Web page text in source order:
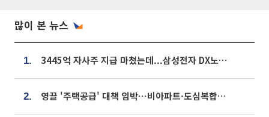
많이 본 뉴스
1. 3445억 자사주 지급 마쳤는데...삼성전자 DX노조, 뒤늦은 '떼쓰기 집회'
2. 영끌 '주택공급' 대책 임박⋯비아파트·도심복합까지 총동원